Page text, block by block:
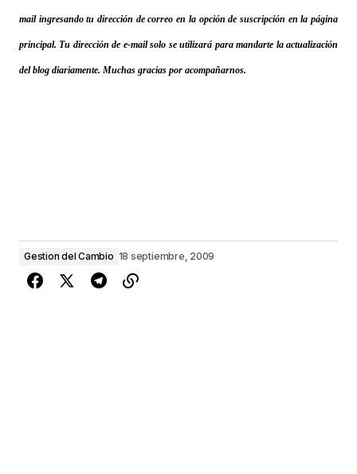
mail ingresando tu dirección de correo en la opción de suscripción en la página
principal. Tu dirección de e-mail solo se utilizará para mandarte la actualización
del blog diariamente. Muchas gracias por acompañarnos.
Gestion del Cambio 18 septiembre, 2009